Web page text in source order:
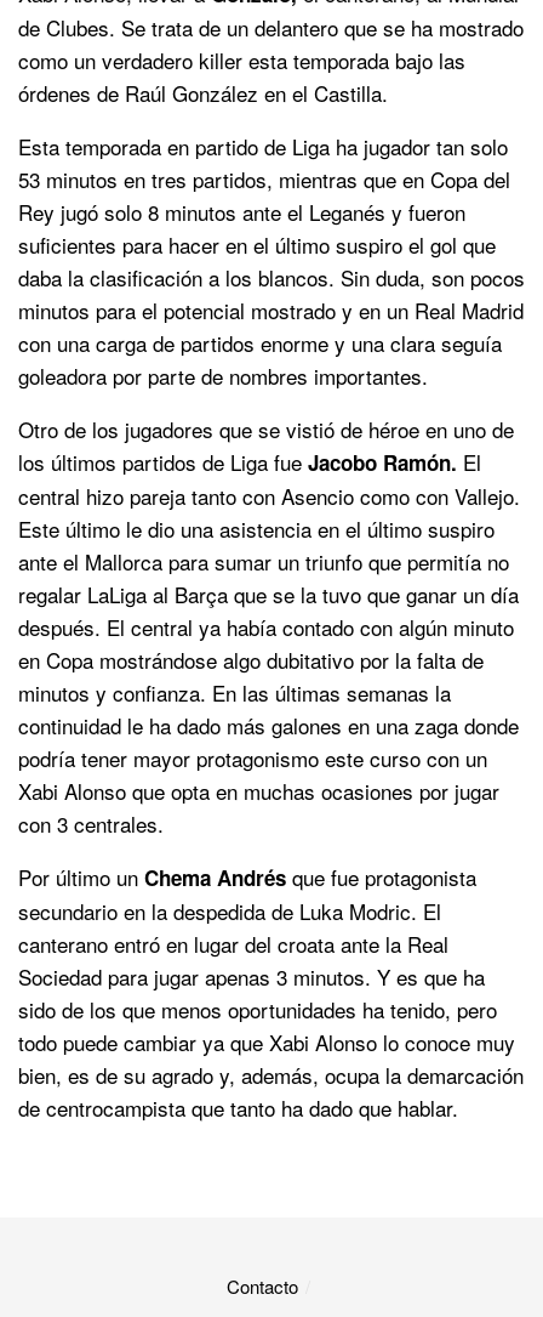
de Clubes. Se trata de un delantero que se ha mostrado
como un verdadero killer esta temporada bajo las
órdenes de Raúl González en el Castilla.
Esta temporada en partido de Liga ha jugador tan solo
53 minutos en tres partidos, mientras que en Copa del
Rey jugó solo 8 minutos ante el Leganés y fueron
suficientes para hacer en el último suspiro el gol que
daba la clasificación a los blancos. Sin duda, son pocos
minutos para el potencial mostrado y en un Real Madrid
con una carga de partidos enorme y una clara seguía
goleadora por parte de nombres importantes.
Otro de los jugadores que se vistió de héroe en uno de
los últimos partidos de Liga fue Jacobo Ramón. El
central hizo pareja tanto con Asencio como con Vallejo.
Este último le dio una asistencia en el último suspiro
ante el Mallorca para sumar un triunfo que permitía no
regalar LaLiga al Barça que se la tuvo que ganar un día
después. El central ya había contado con algún minuto
en Copa mostrándose algo dubitativo por la falta de
minutos y confianza. En las últimas semanas la
continuidad le ha dado más galones en una zaga donde
podría tener mayor protagonismo este curso con un
Xabi Alonso que opta en muchas ocasiones por jugar
con 3 centrales.
Por último un Chema Andrés que fue protagonista
secundario en la despedida de Luka Modric. El
canterano entró en lugar del croata ante la Real
Sociedad para jugar apenas 3 minutos. Y es que ha
sido de los que menos oportunidades ha tenido, pero
todo puede cambiar ya que Xabi Alonso lo conoce muy
bien, es de su agrado y, además, ocupa la demarcación
de centrocampista que tanto ha dado que hablar.
Contacto